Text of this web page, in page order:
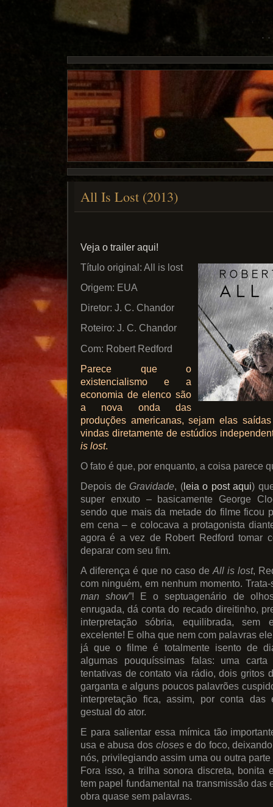
All Is Lost (2013)
Veja o trailer aqui!
Título original: All is lost
Origem: EUA
Diretor: J. C. Chandor
Roteiro: J. C. Chandor
Com: Robert Redford
Parece que o
existencialismo e a
economia de elenco são
a nova onda das
produções americanas, sejam elas
vindas diretamente de estúdios
is lost.
O fato é que, por enquanto, a coisa parece
Depois de Gravidade, (leia o post aqui)
super enxuto – basicamente George
sendo que mais da metade do filme ficou
em cena – e colocava a protagonista
agora é a vez de Robert Redford tomar
deparar com seu fim.
A diferença é que no caso de All is lost,
com ninguém, em nenhum momento.
man show”! E o septuagenário de
enrugada, dá conta do recado direitinho,
interpretação sóbria, equilibrada, sem
excelente! E olha que nem com palavras
já que o filme é totalmente isento de
algumas pouquíssimas falas: uma
tentativas de contato via rádio, dois gritos
garganta e alguns poucos palavrões
interpretação fica, assim, por conta das
gestual do ator.
E para salientar essa mímica tão
usa e abusa dos closese do foco,
nós, privilegiando assim uma ou outra
Fora isso, a trilha sonora discreta, bonita
tem papel fundamental na transmissão das
obra quase sem palavras.